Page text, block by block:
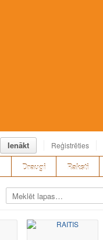
Ienākt Reģistrēties
Draugi Raksti